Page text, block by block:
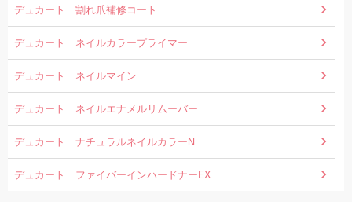
デュカート 割れ爪補修コート
デュカート ネイルカラープライマー
デュカート ネイルマイン
デュカート ネイルエナメルリムーバー
デュカート ナチュラルネイルカラーN
デュカート ファイバーインハードナーEX